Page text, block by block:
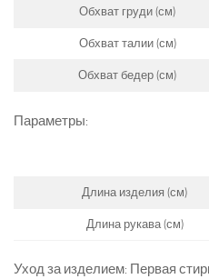
Обхват груди (см)
Обхват талии (см)
Обхват бедер (см)
Параметры:
Длина изделия (см)
Длина рукава (см)
Уход за изделием: Первая